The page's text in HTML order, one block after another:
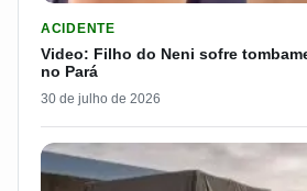
ACIDENTE
Video: Filho do Neni sofre
no Pará
30 de julho de 2026